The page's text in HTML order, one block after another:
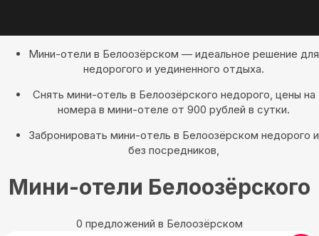
Мини-отели в Белоозёрском — идеальное решение для
недорогого и уединенного отдыха.
Снять мини-отель в Белоозёрского недорого, цены на
номера в мини-отеле от 900 рублей в сутки.
Забронировать мини-отель в Белоозёрском недорого и
без посредников,
Мини-отели Белоозёрского
0 предложений в Белоозёрском